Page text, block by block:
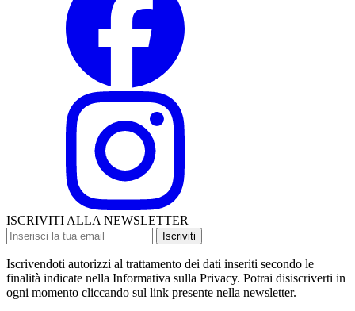
ISCRIVITI ALLA NEWSLETTER
Iscriviti
Iscrivendoti autorizzi al trattamento dei dati inseriti secondo le
finalità indicate nella Informativa sulla Privacy. Potrai disiscriverti in
ogni momento cliccando sul link presente nella newsletter.